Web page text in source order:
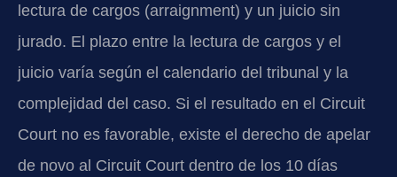
lectura de cargos (arraignment) y un juicio sin
jurado. El plazo entre la lectura de cargos y el
juicio varía según el calendario del tribunal y la
complejidad del caso. Si el resultado en el Circuit
Court no es favorable, existe el derecho de apelar
de novo al Circuit Court dentro de los 10 días